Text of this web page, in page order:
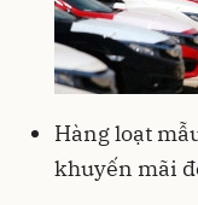
Hàng loạt
khuyến mãi